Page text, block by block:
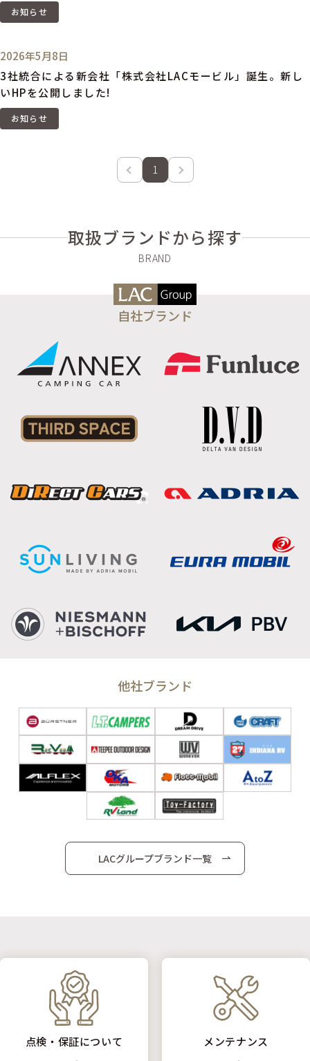
お知らせ
2026年5月8日
3社統合による新会社「株式会社LACモービル」誕生。新し
いHPを公開しました!
お知らせ
1
取扱ブランドから探す
自社ブランド
他社ブランド
LACグループブランド一覧
点検・保証について メンテナンス